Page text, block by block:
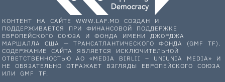
КОНТЕНТ НА САЙТЕ WWW.LAF.MD СОЗДАН И
ПОДДЕРЖИВАЕТСЯ ПРИ ФИНАНСОВОЙ ПОДДЕРЖКЕ
ЕВРОПЕЙСКОГО СОЮЗА И ФОНДА ИМЕНИ ДЖОРДЖА
МАРШАЛЛА США — ТРАНСАТЛАНТИЧЕСКОГО ФОНДА (GMF TF).
СОДЕРЖАНИЕ САЙТА ЯВЛЯЕТСЯ ИСКЛЮЧИТЕЛЬНОЙ
ОТВЕТСТВЕННОСТЬЮ АО «MEDIA BIRLII – UNIUNIA MEDIA» И
НЕ ОБЯЗАТЕЛЬНО ОТРАЖАЕТ ВЗГЛЯДЫ ЕВРОПЕЙСКОГО СОЮЗА
ИЛИ GMF TF.